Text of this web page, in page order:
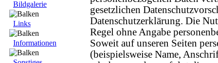
Bildgalerie
Links
Informationen
gesetzlichen
Datenschutzerklärung. Die
Regel ohne Angabe
Soweit auf unseren Seiten
(beispielsweise Name,